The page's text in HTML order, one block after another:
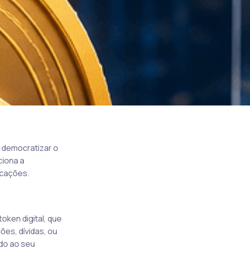
o
a
digital, que
dívidas, ou
ao seu